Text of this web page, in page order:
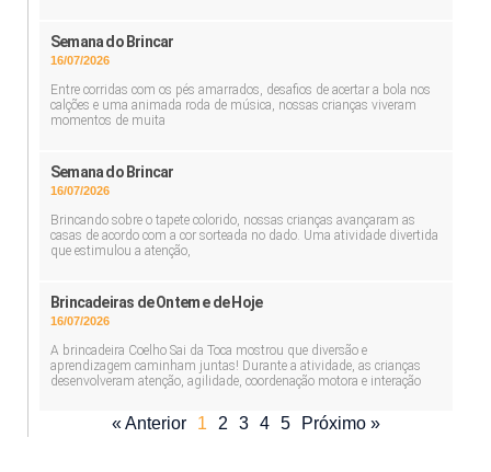
Semana do Brincar
16/07/2026
Entre corridas com os pés amarrados, desafios de acertar a bola nos
calções e uma animada roda de música, nossas crianças viveram
momentos de muita
Semana do Brincar
16/07/2026
Brincando sobre o tapete colorido, nossas crianças avançaram as
casas de acordo com a cor sorteada no dado. Uma atividade divertida
que estimulou a atenção,
Brincadeiras de Ontem e de Hoje
16/07/2026
A brincadeira Coelho Sai da Toca mostrou que diversão e
aprendizagem caminham juntas! Durante a atividade, as crianças
desenvolveram atenção, agilidade, coordenação motora e interação
« Anterior 1 2 3 4 5 Próximo »